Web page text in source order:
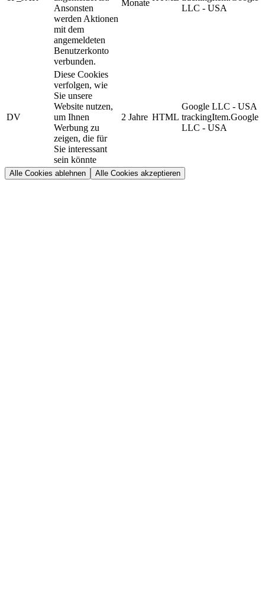
Ansonsten
werden Aktionen
mit dem
angemeldeten
Benutzerkonto
verbunden.
Monate
LLC - USA
DV
Diese Cookies
verfolgen, wie
Sie unsere
Website nutzen,
um Ihnen
Werbung zu
zeigen, die für
Sie interessant
sein könnte
2 Jahre HTML
Google LLC - USA
trackingItem.Google
LLC - USA
Alle Cookies ablehnen Alle Cookies akzeptieren